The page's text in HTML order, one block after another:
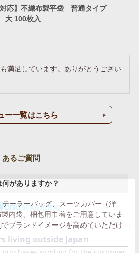
対応】不織布製平袋 普通タイプ
大 100枚入
満足しています。ありがとうござい
ー一覧はこちら
るご質問
がありますか？
ーラーバッグ、スーツカバー（洋
内袋、梱包用巾着をご用意していま
ブランドイメージを高めていただけ